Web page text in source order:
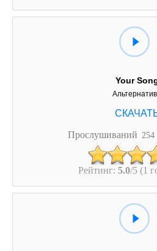
Your
Прослушиваний 254
Рейтинг: 5.0/5 (1